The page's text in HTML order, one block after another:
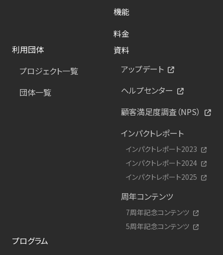
機能
料金
利用団体
プロジェクト一覧
団体一覧
資料
アップデート
ヘルプセンター
顧客満足度調査（NPS）
インパクトレポート
インパクトレポート2023
インパクトレポート2024
インパクトレポート2025
周年コンテンツ
7周年記念コンテンツ
5周年記念コンテンツ
プログラム